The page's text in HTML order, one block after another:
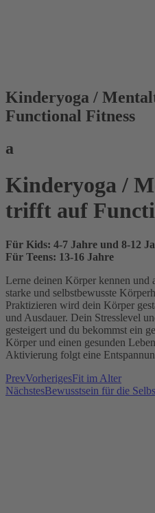
Kinderyoga /
Functional Fitness
a
Kinderyoga /
trifft auf
Für Kids: 4-7 Jahre und 8-12
Für Teens: 13-16 Jahre
Lerne deinen Körper kennen und
starke und selbstbewusste
Praktizieren wird dein Körper
und Ausdauer. Dein Stresslevel
gesteigert und du bekommst ein
Körper und einen gesunden
Aktivierung folgt eine
PrevVorherigesFit im Alter
NächstesBewusstsein für die